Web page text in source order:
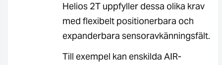
Helios 2T uppfyller dessa olika krav
med flexibelt positionerbara och
expanderbara sensoravkänningsfält.
Till exempel kan enskilda AIR-